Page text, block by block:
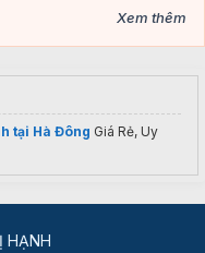
Xem thêm
tại Hà Đông Giá Rẻ, Uy
HẠNH